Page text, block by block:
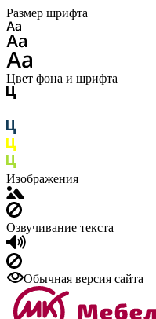
Размер шрифта
Цвет фона и шрифта
Изображения
Озвучивание текста
Обычная версия сайта